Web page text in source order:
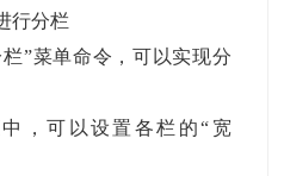
行分栏
栏”菜单命令，可以实现分
，可以设置各栏的“宽